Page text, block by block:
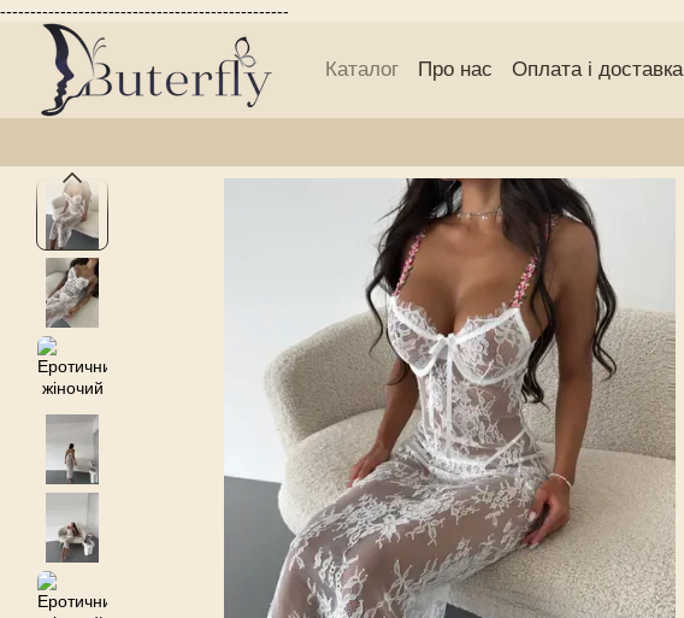
------------------------------------------------
Перейти до основного контенту
Каталог Про нас Оплата і доставка